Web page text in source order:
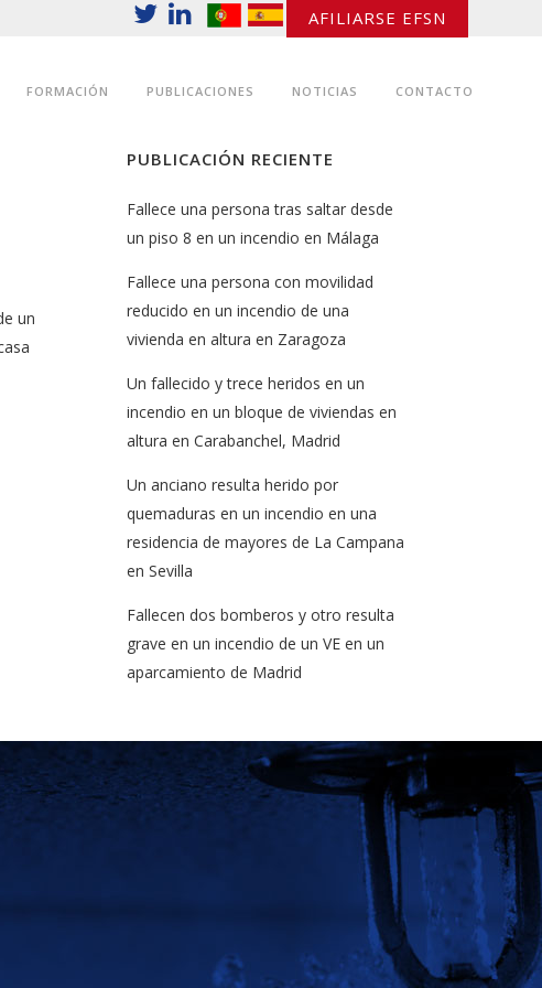
AFILIARSE EFSN
FORMACIÓN PUBLICACIONES NOTICIAS CONTACTO
un
PUBLICACIÓN RECIENTE
Fallece una persona tras saltar desde
un piso 8 en un incendio en Málaga
Fallece una persona con movilidad
reducido en un incendio de una
vivienda en altura en Zaragoza
Un fallecido y trece heridos en un
incendio en un bloque de viviendas en
altura en Carabanchel, Madrid
Un anciano resulta herido por
quemaduras en un incendio en una
residencia de mayores de La Campana
en Sevilla
Fallecen dos bomberos y otro resulta
grave en un incendio de un VE en un
aparcamiento de Madrid